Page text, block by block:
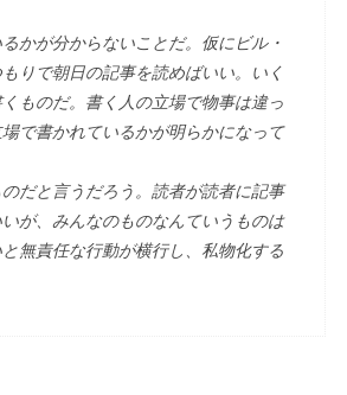
かが分からないことだ。仮にビル・
りで朝日の記事を読めばいい。いく
ものだ。書く人の立場で物事は違っ
で書かれているかが明らかになって
だと言うだろう。読者が読者に記事
が、みんなのものなんていうものは
無責任な行動が横行し、私物化する